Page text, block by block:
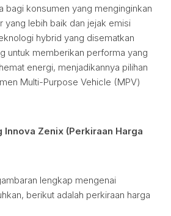
bagi konsumen yang menginginkan
yang lebih baik dan jejak emisi
hybrid yang disematkan
untuk memberikan performa yang
energi, menjadikannya pilihan
Multi-Purpose Vehicle (MPV)
Innova Zenix (Perkiraan Harga
lengkap mengenai
berikut adalah perkiraan harga